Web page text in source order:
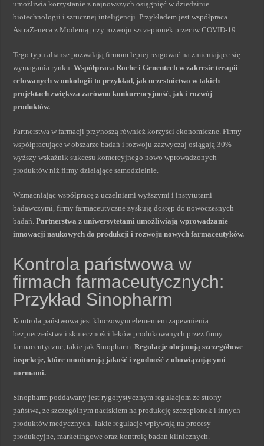
umożliwia korzystanie z najnowszych osiągnięć w dziedzinie
biotechnologii i sztucznej inteligencji. Przykładem jest współpraca
AstraZeneca z Moderną przy rozwoju szczepionek przeciw COVID-19.
Tego typu alianse pozwalają firmom lepiej reagować na zmieniające się
wymagania rynku.Współpraca Roche i Genentech w zakresie terapii
celowanych w onkologii to przykład, jak uczestnictwo w takich
projektach zwiększa zarówno konkurencyjność, jak i rozwój
produktów.
Partnerstwa w farmacji przynoszą również korzyści ekonomiczne. Firmy
współpracujące w obszarze badań i rozwoju zazwyczaj osiągają 30%
wyższy wskaźnik sukcesu komercyjnego nowo wprowadzonych
produktów niż firmy działające samodzielnie.
Wzmacniając współpracę z uczelniami wyższymi i instytutami
badawczymi, firmy farmaceutyczne zyskują dostęp do nowoczesnych
badań.Partnerstwa z uniwersytetami umożliwiają wprowadzanie
innowacji naukowych do produkcji i rozwoju nowych farmaceutyków.
Kontrola państwowa w
firmach farmaceutycznych:
Przykład Sinopharm
Kontrola państwowa jest kluczowym elementem zapewnienia
bezpieczeństwa i skuteczności leków produkowanych przez firmy
farmaceutyczne, takie jak Sinopharm.Regulacje obejmują szczegółowe
inspekcje, które monitorują jakość i zgodność z obowiązującymi
normami.
Sinopharm poddawany jest rygorystycznym regulacjom ze strony
państwa, ze szczególnym naciskiem na produkcję szczepionek i innych
produktów medycznych. Takie regulacje wpływają na procesy
produkcyjne, marketingowe oraz kontrolę badań klinicznych.